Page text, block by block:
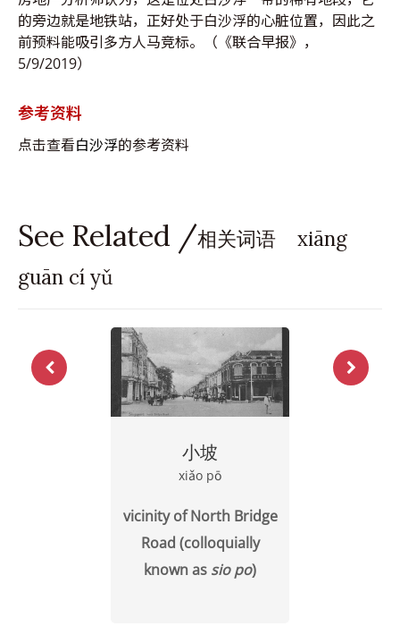
的旁边就是地铁站，正好处于白沙浮的心脏位置，因此之
前预料能吸引多方人马竞标。（《联合早报》，
5/9/2019）
参考资料
点击查看白沙浮的参考资料
See Related /相关词语 xiāng
guān cí yǔ
小坡
xiǎo pō
vicinity of North Bridge
Road (colloquially
known as sio po)